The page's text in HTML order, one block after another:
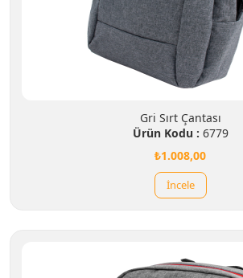
Gri Sırt Çantası
Ürün Kodu : 6779
₺1.008,00
İncele